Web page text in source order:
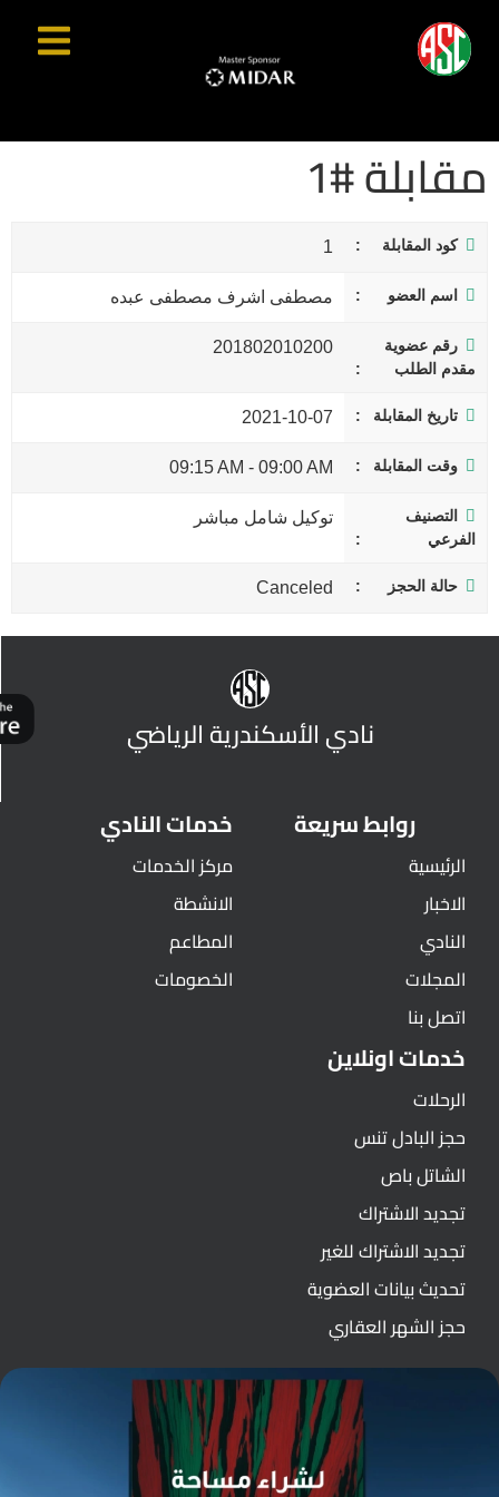
مقابلة #1
كود المقابلة 1
اسم العضو مصطفى اشرف مصطفى عبده
رقم عضوية
مقدم الطلب
201802010200
تاريخ المقابلة 2021-10-07
وقت المقابلة 09:00 AM
-
09:15 AM
التصنيف
الفرعي
توكيل شامل مباشر
حالة الحجز Canceled
نادي الأسكندرية الرياضي
روابط سريعة
الرئيسية
الاخبار
النادي
المجلات
اتصل بنا
خدمات النادي
مركز الخدمات
الانشطة
المطاعم
الخصومات
خدمات اونلاين
الرحلات
حجز البادل تنس
الشاتل باص
تجديد الاشتراك
تجديد الاشتراك للغير
تحديث بيانات العضوية
حجز الشهر العقاري